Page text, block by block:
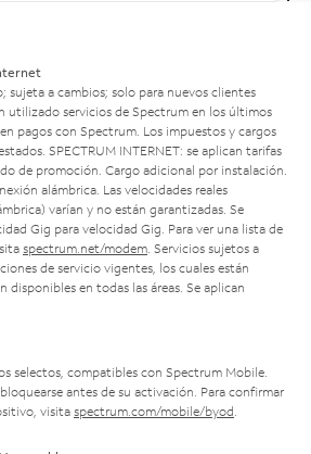
a cambios; solo para nuevos clientes
utilizado servicios de Spectrum en los últimos
pagos con Spectrum. Los impuestos y cargos
SPECTRUM INTERNET: se aplican tarifas
de promoción. Cargo adicional por instalación.
alámbrica. Las velocidades reales
varían y no están garantizadas. Se
Gig para velocidad Gig. Para ver una lista de
spectrum.net/modem . Servicios sujetos a
de servicio vigentes, los cuales están
disponibles en todas las áreas. Se aplican
selectos, compatibles con Spectrum Mobile.
antes de su activación. Para confirmar
visita spectrum.com/mobile/byod